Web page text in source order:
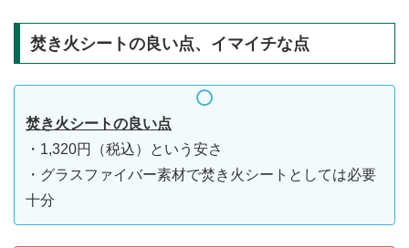
焚き火シートの良い点、イマイチな点
焚き火シートの良い点
・1,320円（税込）という安さ
・グラスファイバー素材で焚き火シートとしては必要
十分